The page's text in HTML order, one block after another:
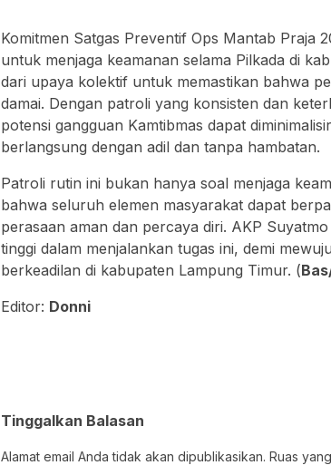
Komitmen Satgas Preventif Ops Mantab Praja
untuk menjaga keamanan selama Pilkada di
dari upaya kolektif untuk memastikan bahwa
damai. Dengan patroli yang konsisten dan
potensi gangguan Kamtibmas dapat
berlangsung dengan adil dan tanpa hambatan.
Patroli rutin ini bukan hanya soal menjaga
bahwa seluruh elemen masyarakat dapat
perasaan aman dan percaya diri. AKP
tinggi dalam menjalankan tugas ini, demi
berkeadilan di kabupaten Lampung Timur. (
Editor: Donni
Tinggalkan Balasan
Alamat email Anda tidak akan dipublikasikan. Ruas